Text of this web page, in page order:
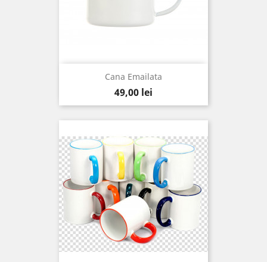
Cana Emailata
Pret
49,00 lei